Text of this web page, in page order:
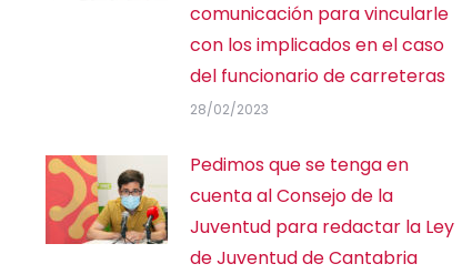
comunicación para vincularle
con los implicados en el caso
del funcionario de carreteras
28/02/2023
Pedimos que se tenga en
cuenta al Consejo de la
Juventud para redactar la Ley
de Juventud de Cantabria